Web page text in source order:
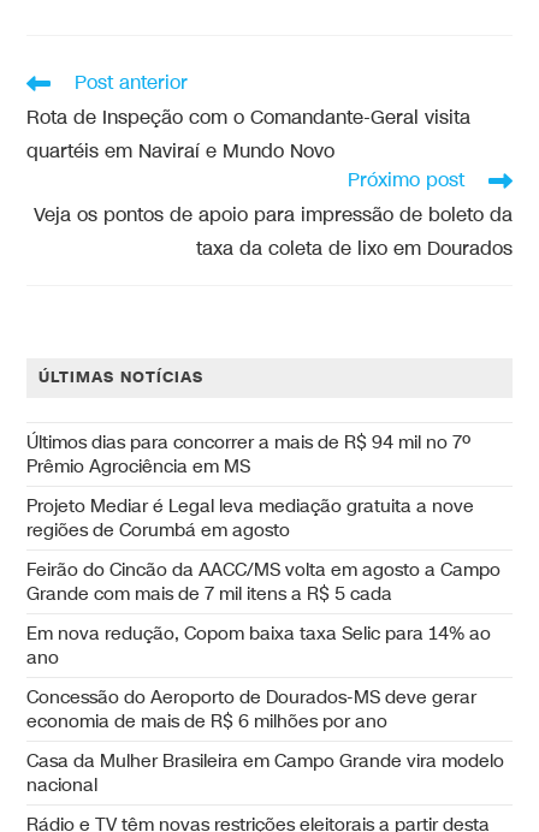
Post anterior
Rota de Inspeção com o Comandante-Geral visita
quartéis em Naviraí e Mundo Novo
Próximo post
Veja os pontos de apoio para impressão de boleto da
taxa da coleta de lixo em Dourados
ÚLTIMAS NOTÍCIAS
Últimos dias para concorrer a mais de R$ 94 mil no 7º
Prêmio Agrociência em MS
Projeto Mediar é Legal leva mediação gratuita a nove
regiões de Corumbá em agosto
Feirão do Cincão da AACC/MS volta em agosto a Campo
Grande com mais de 7 mil itens a R$ 5 cada
Em nova redução, Copom baixa taxa Selic para 14% ao
ano
Concessão do Aeroporto de Dourados-MS deve gerar
economia de mais de R$ 6 milhões por ano
Casa da Mulher Brasileira em Campo Grande vira modelo
nacional
Rádio e TV têm novas restrições eleitorais a partir desta